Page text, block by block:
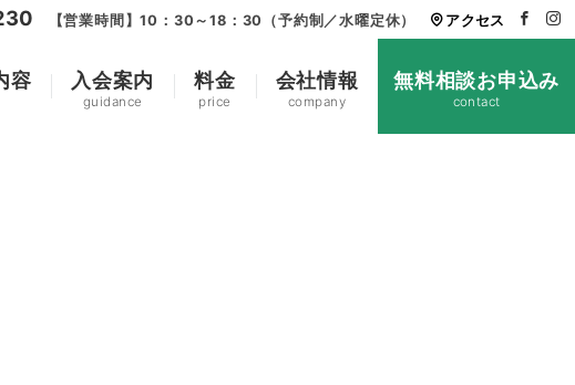
【営業時間】10：30～18：30（予約制／水曜定休） アクセス
容 入会案内
guidance
料金
price
会社情報
company
無料相談お申込み
contact